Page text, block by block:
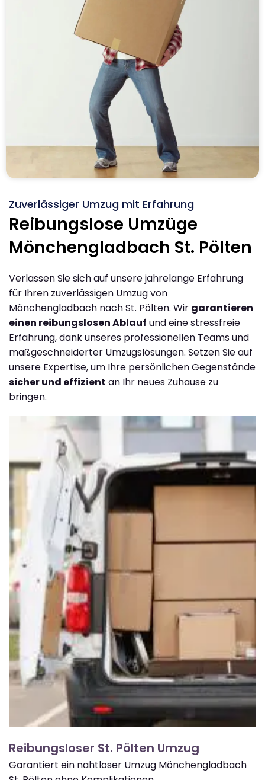
Zuverlässiger Umzug mit Erfahrung
Reibungslose Umzüge
Mönchengladbach St. Pölten
Verlassen Sie sich auf unsere jahrelange Erfahrung
für Ihren zuverlässigen Umzug von
Mönchengladbach nach St. Pölten. Wir garantieren
einen reibungslosen Ablauf und eine stressfreie
Erfahrung, dank unseres professionellen Teams und
maßgeschneiderter Umzugslösungen. Setzen Sie auf
unsere Expertise, um Ihre persönlichen Gegenstände
sicher und effizient an Ihr neues Zuhause zu
bringen.
Reibungsloser St. Pölten Umzug
Garantiert ein nahtloser Umzug Mönchengladbach